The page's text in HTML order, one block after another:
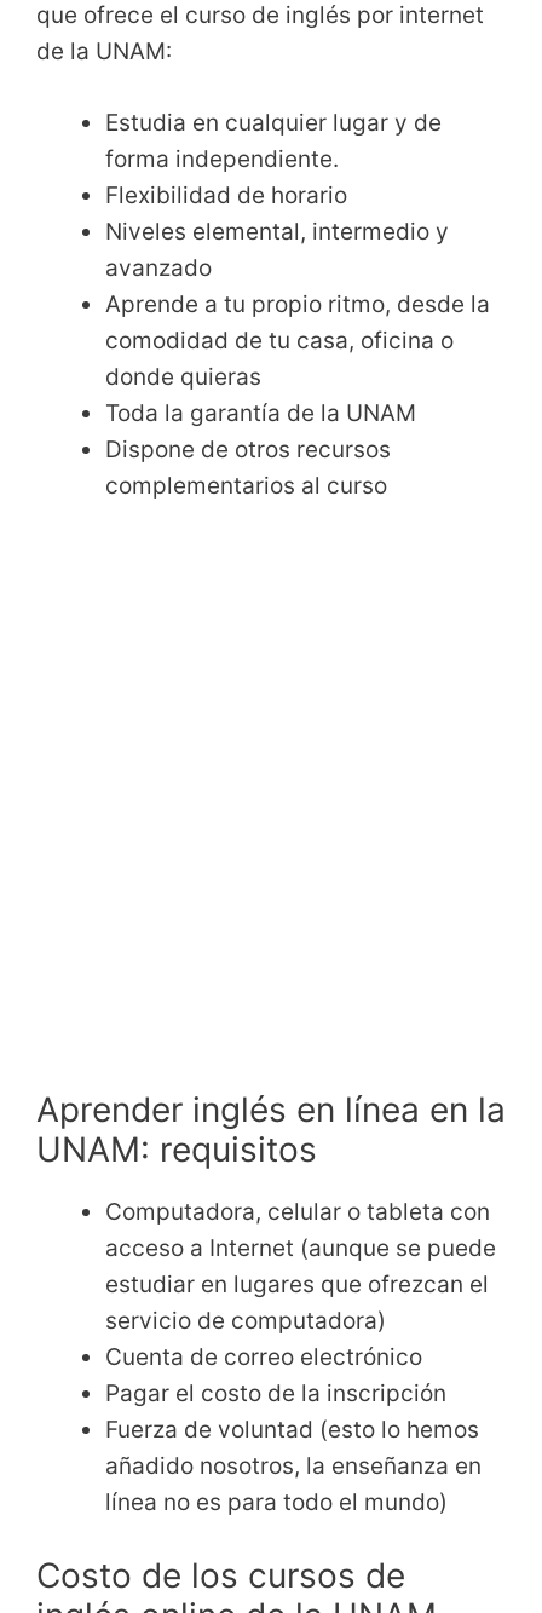
que ofrece el curso de inglés por internet
de la UNAM:
Estudia en cualquier lugar y de
forma independiente.
Flexibilidad de horario
Niveles elemental, intermedio y
avanzado
Aprende a tu propio ritmo, desde la
comodidad de tu casa, oficina o
donde quieras
Toda la garantía de la UNAM
Dispone de otros recursos
complementarios al curso
Aprender inglés en línea en la
UNAM: requisitos
Computadora, celular o tableta con
acceso a Internet (aunque se puede
estudiar en lugares que ofrezcan el
servicio de computadora)
Cuenta de correo electrónico
Pagar el costo de la inscripción
Fuerza de voluntad (esto lo hemos
añadido nosotros, la enseñanza en
línea no es para todo el mundo)
Costo de los cursos de